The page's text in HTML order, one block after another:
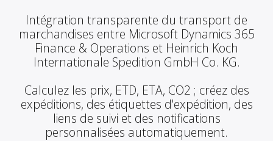
Intégration transparente du transport de
marchandises entre Microsoft Dynamics 365
Finance & Operations et Heinrich Koch
Internationale Spedition GmbH Co. KG.
Calculez les prix, ETD, ETA, CO2 ; créez des
expéditions, des étiquettes d'expédition, des
liens de suivi et des notifications
personnalisées automatiquement.